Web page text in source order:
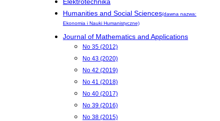
Humanities and Social Sciences(dawna nazwa:
Ekonomia i Nauki Humanistyczne)
Journal of Mathematics and Applications
No 35 (2012)
No 43 (2020)
No 42 (2019)
No 41 (2018)
No 40 (2017)
No 39 (2016)
No 38 (2015)